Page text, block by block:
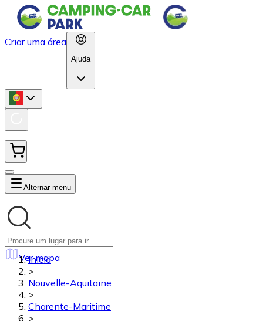
Criar uma área
Ajuda
Alternar menu
Ver mapa
Início
>
Nouvelle-Aquitaine
>
Charente-Maritime
>